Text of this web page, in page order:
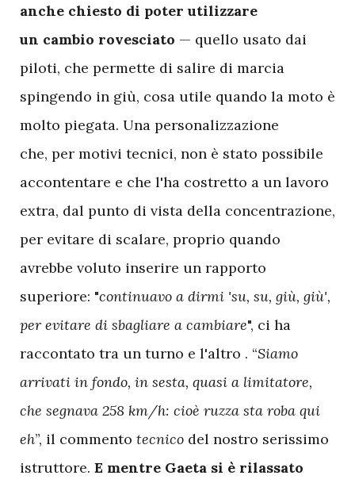
anche chiesto di poter utilizzare
un cambio rovesciato — quello usato dai
piloti, che permette di salire di marcia
spingendo in giù, cosa utile quando la moto è
molto piegata. Una personalizzazione
che, per motivi tecnici, non è stato possibile
accontentare e che l'ha costretto a un lavoro
extra, dal punto di vista della concentrazione,
per evitare di scalare, proprio quando
avrebbe voluto inserire un rapporto
superiore: "continuavo a dirmi 'su, su, giù, giù',
per evitare di sbagliare a cambiare", ci ha
raccontato tra un turno e l'altro . “Siamo
arrivati in fondo, in sesta, quasi a limitatore,
che segnava 258 km/h: cioè ruzza sta roba qui
eh”, il commento tecnico del nostro serissimo
istruttore. E mentre Gaeta si è rilassato